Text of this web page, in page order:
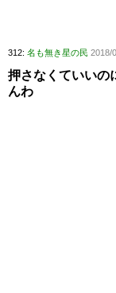
312: 名も無き星の民 2018/
押さなくていいの
んわ